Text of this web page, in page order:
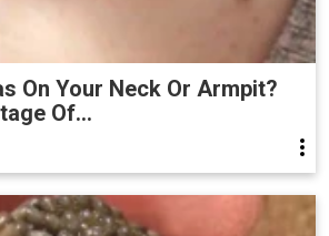
On Your Neck Or Armpit?
Of...